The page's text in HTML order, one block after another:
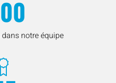
notre équipe